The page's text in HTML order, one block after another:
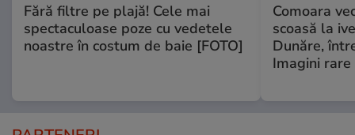
Fără filtre pe plajă! Cele mai
spectaculoase poze cu vedetele
noastre în costum de baie [FOTO]
Comoara
scoasă la
Dunăre,
Imagini rare